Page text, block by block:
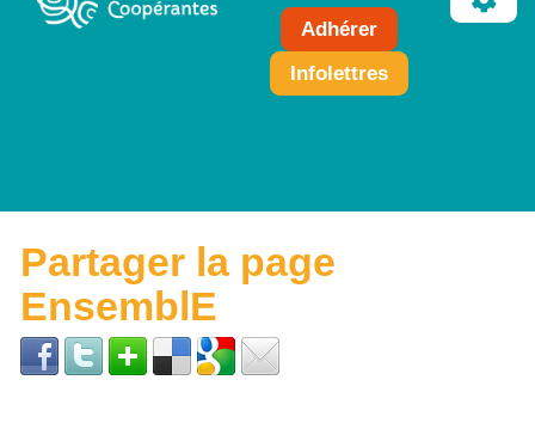
Adhérer
Infolettres
Partager la page
EnsemblE